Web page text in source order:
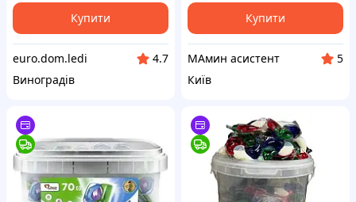
Купити
euro.dom.ledi
4.7
Виноградів
Купити
МАмин асистент
5
Київ